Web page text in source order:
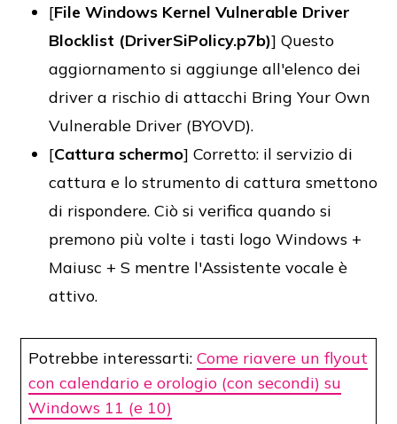
[File Windows Kernel Vulnerable Driver
Blocklist (DriverSiPolicy.p7b)] Questo
aggiornamento si aggiunge all'elenco dei
driver a rischio di attacchi Bring Your Own
Vulnerable Driver (BYOVD).
[Cattura schermo] Corretto: il servizio di
cattura e lo strumento di cattura smettono
di rispondere. Ciò si verifica quando si
premono più volte i tasti logo Windows +
Maiusc + S mentre l'Assistente vocale è
attivo.
Potrebbe interessarti: Come riavere un flyout
con calendario e orologio (con secondi) su
Windows 11 (e 10)